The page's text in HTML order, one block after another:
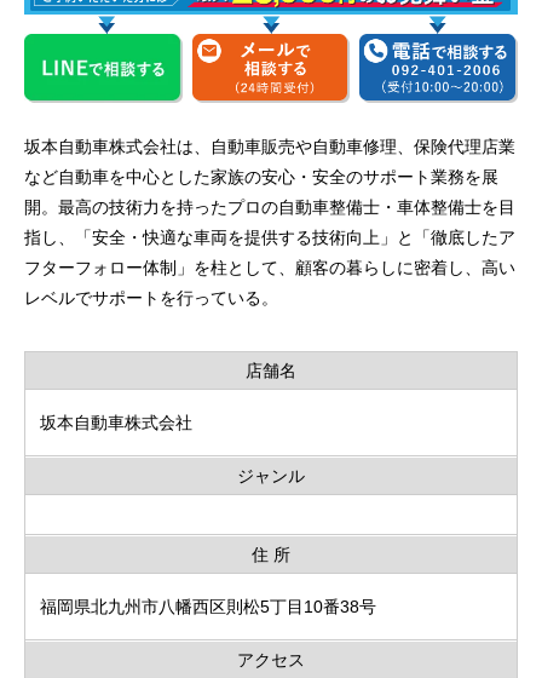
坂本自動車株式会社は、自動車販売や自動車修理、保険代理店業
など自動車を中心とした家族の安心・安全のサポート業務を展
開。最高の技術力を持ったプロの自動車整備士・車体整備士を目
指し、「安全・快適な車両を提供する技術向上」と「徹底したア
フターフォロー体制」を柱として、顧客の暮らしに密着し、高い
レベルでサポートを行っている。
店舗名
坂本自動車株式会社
ジャンル
住 所
福岡県北九州市八幡西区則松5丁目10番38号
アクセス